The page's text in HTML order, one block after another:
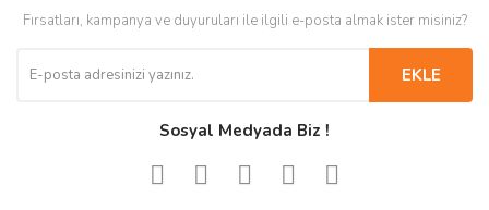
Fırsatları, kampanya ve duyuruları ile ilgili e-posta almak ister misiniz?
EKLE
Sosyal Medyada Biz !